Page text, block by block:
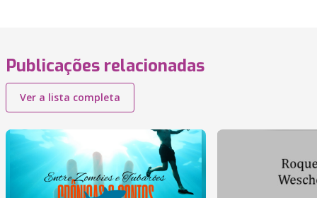
Publicações relacionadas
Ver a lista completa